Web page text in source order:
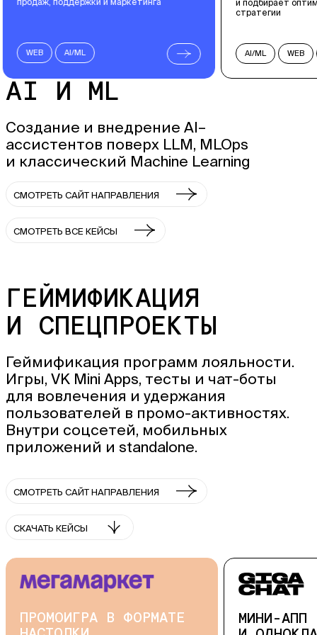
и подбирает оптимальные торговые
WEB AI-АГЕНТЫ
AI И ML
Создание и внедрение AI–
ассистентов поверх LLM, MLOps
и классический Machine Learning
СМОТРЕТЬ САЙТ НАПРАВЛЕНИЯ
СМОТРЕТЬ ВСЕ КЕЙСЫ
ГЕЙМИФИКАЦИЯ
И СПЕЦПРОЕКТЫ
Геймификация программ лояльности.
Игры, VK Mini Apps, тесты и чат-боты
для вовлечения и удержания
пользователей в промо-активностях.
Внутри соцсетей, мобильных
приложений и standalone.
СМОТРЕТЬ САЙТ НАПРАВЛЕНИЯ
СКАЧАТЬ КЕЙСЫ
МИНИ-АПП ВО ВКОНТАКТЕ
СОЦСЕТЬ